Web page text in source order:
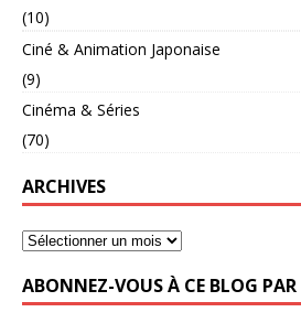
(10)
Ciné & Animation Japonaise
(9)
Cinéma & Séries
(70)
ARCHIVES
ABONNEZ-VOUS À CE BLOG